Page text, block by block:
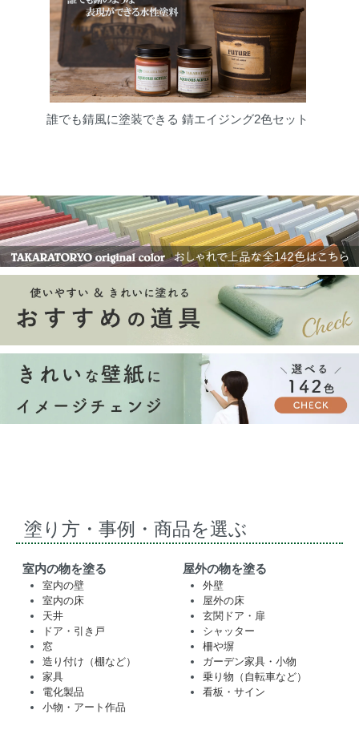
誰でも錆風に塗装できる 錆エイジング2色セット
塗り方・事例・商品を選ぶ
室内の物を塗る
室内の壁
室内の床
天井
ドア・引き戸
窓
造り付け（棚など）
家具
電化製品
小物・アート作品
屋外の物を塗る
外壁
屋外の床
玄関ドア・扉
シャッター
柵や塀
ガーデン家具・小物
乗り物（自転車など）
看板・サイン